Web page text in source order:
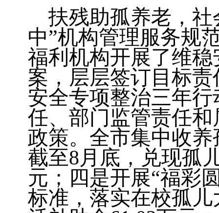
扶残助孤养老，
中”机构管理服务规
福利机构开展了维
案，层层签订目标
安全专项整治三年
任、部门监管责任
政策。全市集中收养
截至8月底，兑现孤
元；四是开展“福彩
标准，落实在校孤